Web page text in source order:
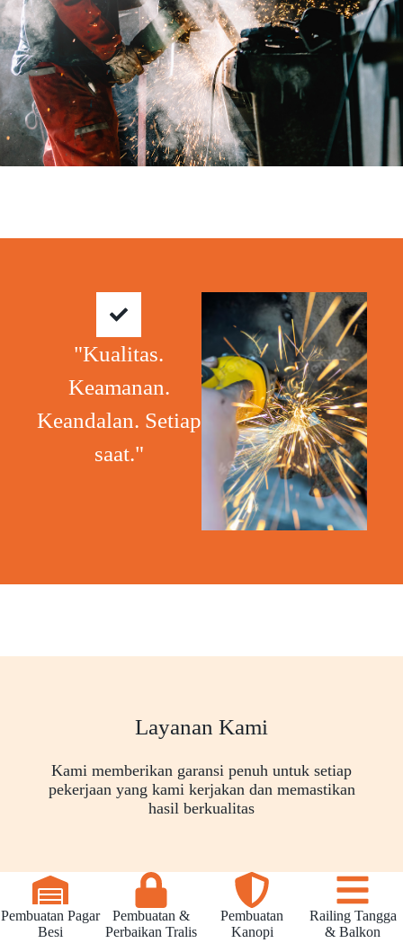
"Kualitas.
Keamanan.
Keandalan. Setiap
saat."
Layanan Kami
Kami memberikan garansi penuh untuk setiap
pekerjaan yang kami kerjakan dan memastikan
hasil berkualitas
Pembuatan Pagar
Besi
Pembuatan &
Perbaikan Tralis
Pembuatan
Kanopi
Railing Tangga
& Balkon